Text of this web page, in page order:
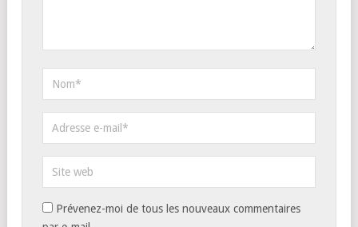
Prévenez-moi de tous les nouveaux commentaires